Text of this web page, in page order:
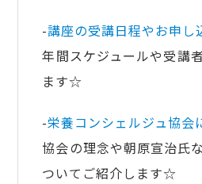
-講座の受講日程やお申し
年間スケジュールや受講
ます☆
-栄養コンシェルジュ協会
協会の理念や朝原宣治氏
ついてご紹介します☆